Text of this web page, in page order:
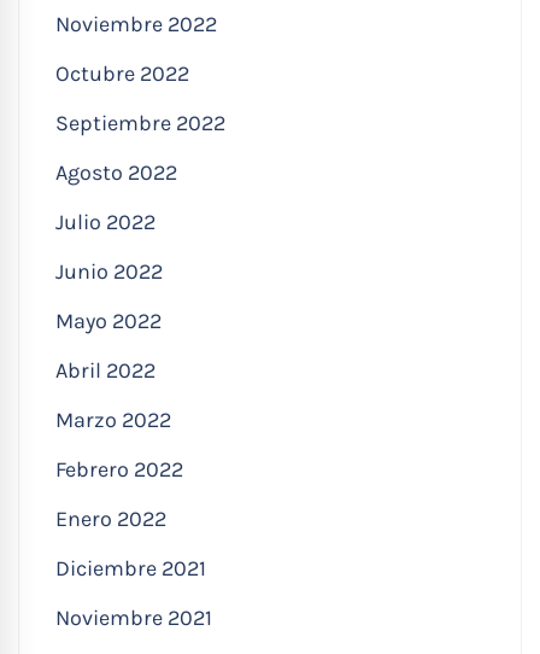
Noviembre 2022
Octubre 2022
Septiembre 2022
Agosto 2022
Julio 2022
Junio 2022
Mayo 2022
Abril 2022
Marzo 2022
Febrero 2022
Enero 2022
Diciembre 2021
Noviembre 2021